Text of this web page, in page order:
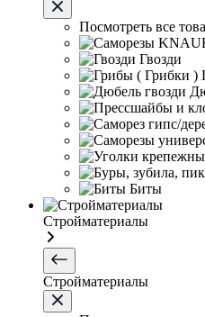
Посмотреть все
Гвозди
Биты
Стройматериалы
Стройматериалы